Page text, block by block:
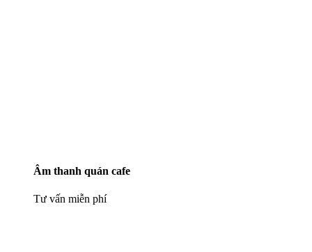
Âm thanh quán cafe
Tư vấn miễn phí